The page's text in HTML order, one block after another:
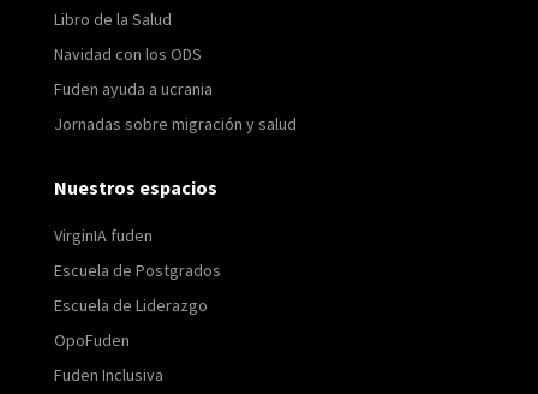
Libro de la Salud
Navidad con los ODS
Fuden ayuda a ucrania
Jornadas sobre migración y salud
Nuestros espacios
VirginIA fuden
Escuela de Postgrados
Escuela de Liderazgo
OpoFuden
Fuden Inclusiva